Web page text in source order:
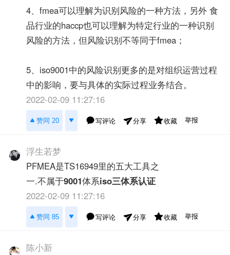
4、fmea可以理解为识别风险的一种方法，另外 食
品行业的haccp也可以理解为特定行业的一种识别
风险的方法，但风险识别不等同于fmea；
5、iso9001中的风险识别更多的是对组织运营过程
中的影响，要与具体的实际过程业务结合。
2022-02-09 11:27:16
赞同 20 写评论 分享 收藏 举报
浮生若梦
PFMEA是TS16949里的五大工具之
一.不属于9001体系iso三体系认证
2022-02-09 11:27:16
赞同 85 写评论 分享 收藏 举报
陈小新